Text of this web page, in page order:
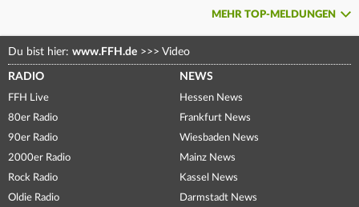
MEHR TOP-MELDUNGEN
Du bist hier: www.FFH.de >>> Video
RADIO
FFH Live
80er Radio
90er Radio
2000er Radio
Rock Radio
Oldie Radio
NEWS
Hessen News
Frankfurt News
Wiesbaden News
Mainz News
Kassel News
Darmstadt News